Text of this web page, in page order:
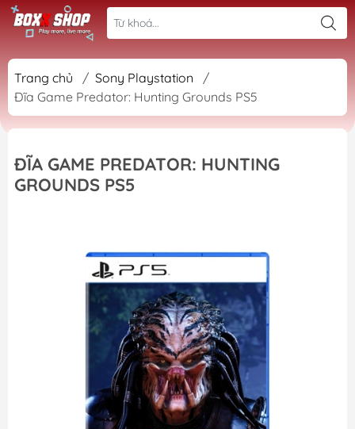
Trang chủ / Sony Playstation
/
Đĩa Game Predator: Hunting Grounds PS5
ĐĨA GAME PREDATOR: HUNTING
GROUNDS PS5